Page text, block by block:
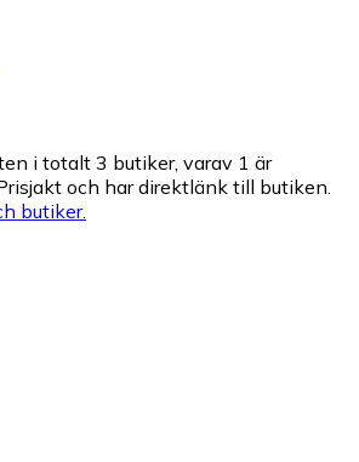
i totalt 3 butiker, varav 1 är
och har direktlänk till butiken.
butiker.